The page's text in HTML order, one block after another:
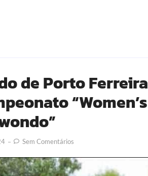
de Porto Ferreira
“Women’s
Sem Comentários